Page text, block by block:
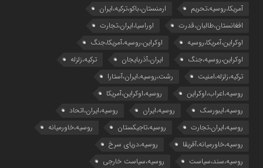
آمریکا،روسیه،تحریم
ارمنستان،باکو،ترکیه،ایران
افغانستان،طالبان،قدرت
اوراسیا،ایران،تجارت
اوکراین،آمریکا،روسیه
اوکراین،روسیه،آمریکا،جنگ
اوکراین،روسیه،جنگ
ایران،آذربایجان
ترکیه،زلزله
ترکیه،زلزله،امنیت
رشت،روسیه،ایران،آستارا
روسیه،اعراب،اوکراین
روسیه،اوکراین،آمریکا
روسیه،ایبورسک
روسیه،ایران
روسیه،ایران،اتحاد
روسیه،ایران،تجارت
روسیه،تاجیکستان
روسیه،خاورمیانه
روسیه،خاورمیانه،آفریقا
روسیه،دریای سرخ
روسیه،سند،سیاست
روسیه،سیاست خارجی